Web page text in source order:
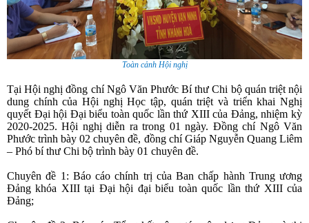
Toàn cảnh Hội nghị
Tại Hội nghị đồng chí Ngô Văn Phước Bí thư Chi bộ quán triệt nội
dung chính của Hội nghịHọc tập, quán triệt và triển khai Nghị
quyết Đại hội Đại biểu toàn quốc lần thứ XIII của Đảng, nhiệm kỳ
2020-2025. Hội nghị diễn ra trong 01 ngày. Đồng chí Ngô Văn
Phước trình bày 02 chuyên đề, đồng chí Giáp Nguyễn Quang Liêm
– Phó bí thư Chi bộ trình bày 01 chuyên đề.
Chuyên đề 1: Báo cáo chính trị của Ban chấp hành Trung ương
Đảng khóa XIII tại Đại hội đại biểu toàn quốc lần thứ XIII của
Đảng;